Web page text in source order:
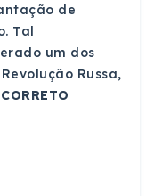
de
Tal
um dos
Russa,
CORRETO